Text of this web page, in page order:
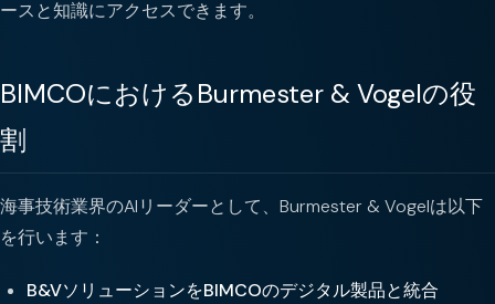
ースと知識にアクセスできます。
BIMCOにおけるBurmester & Vogelの役
割
海事技術業界のAIリーダーとして、Burmester & Vogelは以下
を行います：
B&VソリューションをBIMCOのデジタル製品と統合